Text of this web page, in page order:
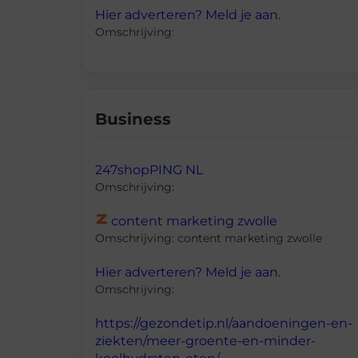
Hier adverteren? Meld je aan.
Omschrijving:
Business
247shopPING NL
Omschrijving:
content marketing zwolle
Omschrijving: content marketing zwolle
Hier adverteren? Meld je aan.
Omschrijving:
https://gezondetip.nl/aandoeningen-en-
ziekten/meer-groente-en-minder-